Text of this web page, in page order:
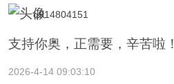
q914804151
支持你奥，正需要，辛苦啦！
2026-4-14 09:03:10